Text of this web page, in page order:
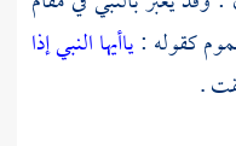
كقوله :ياأيها النبي إذا